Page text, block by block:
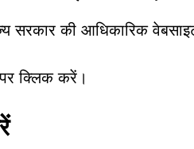
सरकार की आधिकारिक
क्लिक करें।